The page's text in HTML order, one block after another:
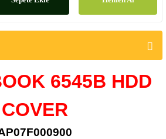
6545B HDD
COVER